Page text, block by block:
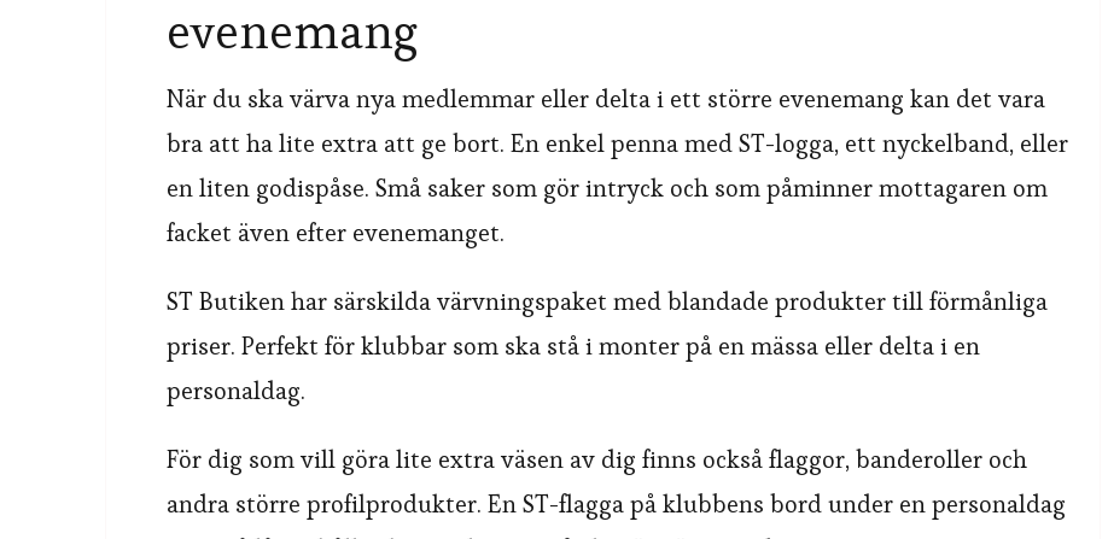
evenemang
När du ska värva nya medlemmar eller delta i ett större evenemang kan det vara
bra att ha lite extra att ge bort. En enkel penna med ST-logga, ett nyckelband, eller
en liten godispåse. Små saker som gör intryck och som påminner mottagaren om
facket även efter evenemanget.
ST Butiken har särskilda värvningspaket med blandade produkter till förmånliga
priser. Perfekt för klubbar som ska stå i monter på en mässa eller delta i en
personaldag.
För dig som vill göra lite extra väsen av dig finns också flaggor, banderoller och
andra större profilprodukter. En ST-flagga på klubbens bord under en personaldag